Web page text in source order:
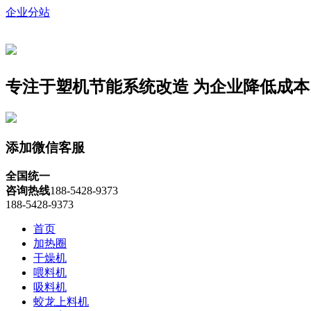
企业分站
专注于塑机节能系统改造 为企业降低成
添加微信客服
全国统一
咨询热线188-5428-9373
188-5428-9373
首页
加热圈
干燥机
喂料机
吸料机
蛟龙上料机